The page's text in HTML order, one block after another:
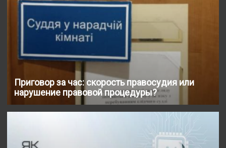
Приговор за час: скорость правосудия или
нарушение правовой процедуры?